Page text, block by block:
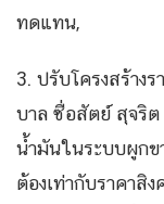
ทดแทน,
3. ปรับโครงสร้าง
บาล ซื่อสัตย์ สุจริต
น้ำมันในระบบผูกข
ต้องเท่ากับราคาสิ